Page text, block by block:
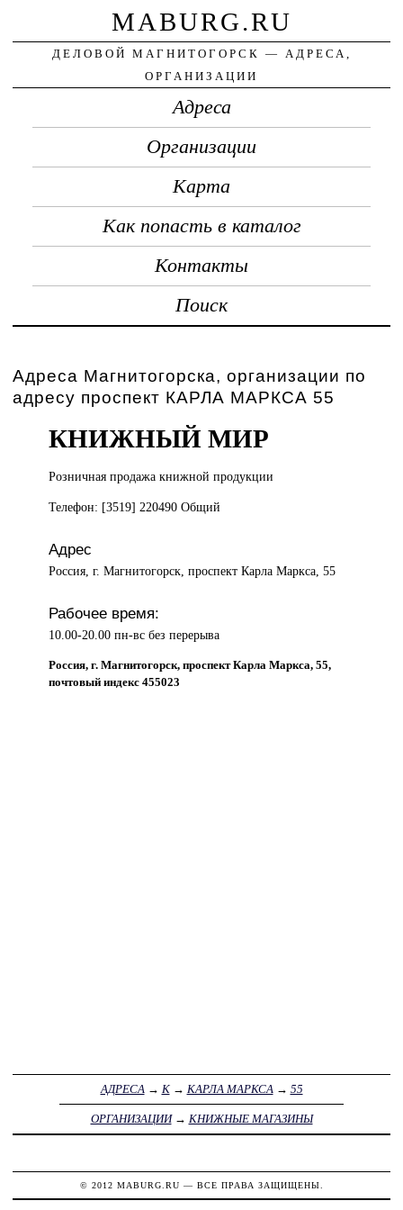
MABURG.RU
ДЕЛОВОЙ МАГНИТОГОРСК — АДРЕСА,
ОРГАНИЗАЦИИ
Адреса
Организации
Карта
Как попасть в каталог
Контакты
Поиск
Адреса Магнитогорска, организации по
адресу проспект КАРЛА МАРКСА 55
КНИЖНЫЙ МИР
Розничная продажакнижной продукции
Телефон: [3519] 220490 Общий
Адрес
Россия, г. Магнитогорск, проспект Карла Маркса, 55
Рабочее время:
10.00-20.00 пн-вс без перерыва
Россия, г. Магнитогорск, проспект Карла Маркса, 55,
почтовый индекс 455023
АДРЕСА→ К→ КАРЛА МАРКСА→ 55
ОРГАНИЗАЦИИ→ КНИЖНЫЕ МАГАЗИНЫ
© 2012 MABURG.RU — ВСЕ ПРАВА ЗАЩИЩЕНЫ.